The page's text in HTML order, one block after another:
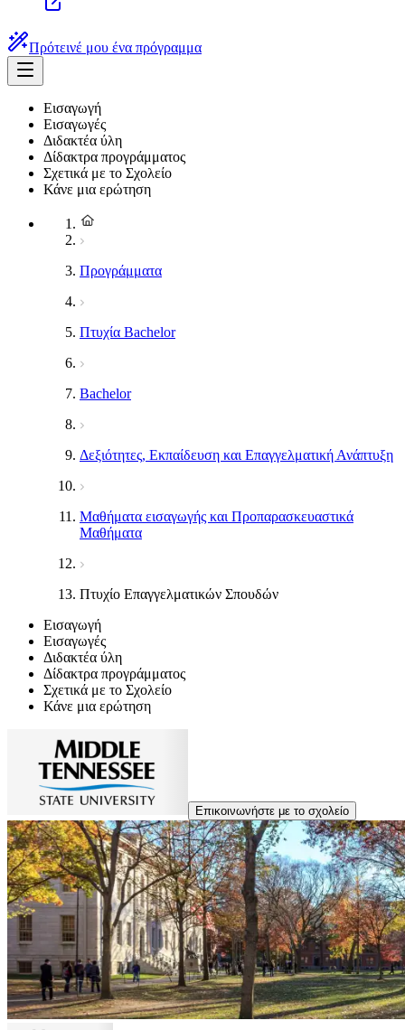
Πρότεινέ μου ένα πρόγραμμα
Εισαγωγή
Εισαγωγές
Διδακτέα ύλη
Δίδακτρα προγράμματος
Σχετικά με το Σχολείο
Κάνε μια ερώτηση
Προγράμματα
Πτυχία Bachelor
Bachelor
Δεξιότητες, Εκπαίδευση και Επαγγελματική Ανάπτυξη
Μαθήματα εισαγωγής και Προπαρασκευαστικά
Μαθήματα
Πτυχίο Επαγγελματικών Σπουδών
Εισαγωγή
Εισαγωγές
Διδακτέα ύλη
Δίδακτρα προγράμματος
Σχετικά με το Σχολείο
Κάνε μια ερώτηση
Επικοινωνήστε με το σχολείο